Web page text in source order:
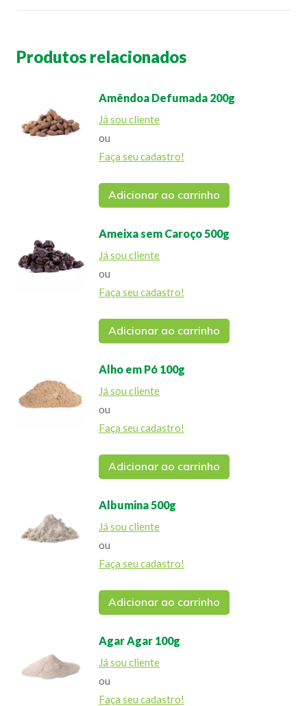
Produtos relacionados
Amêndoa Defumada 200g
Já sou cliente
ou
Faça seu cadastro!
Adicionar ao carrinho
Ameixa sem Caroço 500g
Já sou cliente
ou
Faça seu cadastro!
Adicionar ao carrinho
Alho em Pó 100g
Já sou cliente
ou
Faça seu cadastro!
Adicionar ao carrinho
Albumina 500g
Já sou cliente
ou
Faça seu cadastro!
Adicionar ao carrinho
Agar Agar 100g
Já sou cliente
ou
Faça seu cadastro!